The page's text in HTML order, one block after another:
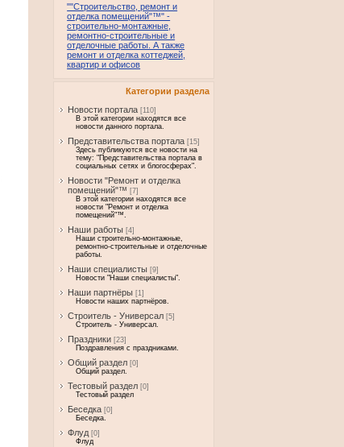
""Строительство, ремонт и
отделка помещений"™" -
строительно-монтажные,
ремонтно-строительные и
отделочные работы. А также
ремонт и отделка коттеджей,
квартир и офисов
Категории раздела
Новости портала [110]
В этой категории находятся все
новости данного портала.
Представительства портала [15]
Здесь публикуются все новости на
тему: "Представительства портала в
социальных сетях и блогосферах".
Новости "Ремонт и отделка
помещений"™ [7]
В этой категории находятся все
новости "Ремонт и отделка
помещений"™.
Наши работы [4]
Наши строительно-монтажные,
ремонтно-строительные и отделочные
работы.
Наши специалисты [9]
Новости "Наши специалисты".
Наши партнёры [1]
Новости наших партнёров.
Строитель - Универсал [5]
Строитель - Универсал.
Праздники [23]
Поздравления с праздниками.
Общий раздел [0]
Общий раздел.
Тестовый раздел [0]
Тестовый раздел
Беседка [0]
Беседка.
Флуд [0]
Флуд